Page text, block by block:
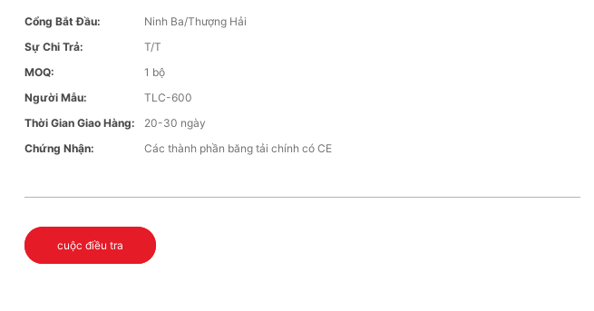
Cổng Bắt Đầu:
Ninh Ba/Thượng Hải
Sự Chi Trả:
T/T
MOQ:
1 bộ
Người Mẫu:
TLC-600
Thời Gian Giao Hàng:
20-30 ngày
Chứng Nhận:
Các thành phần băng tải chính có CE
cuộc điều tra